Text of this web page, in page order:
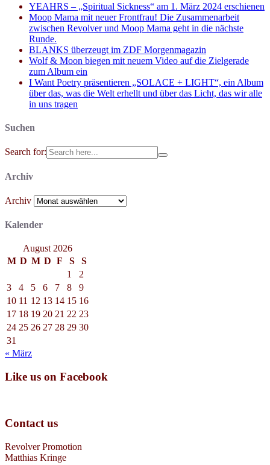
YEAHRS – „Spiritual Sickness“ am 1. März 2024 erschienen
Moop Mama mit neuer Frontfrau! Die Zusammenarbeit
zwischen Revolver und Moop Mama geht in die nächste
Runde.
BLANKS überzeugt im ZDF Morgenmagazin
Wolf & Moon biegen mit neuem Video auf die Zielgerade
zum Album ein
I Want Poetry präsentieren „SOLACE + LIGHT“, ein Album
über das, was die Welt erhellt und über das Licht, das wir alle
in uns tragen
Suchen
Search for:
Archiv
Archiv
Kalender
August 2026
M D M D F S
S
1
2
3
4 5 6 7 8
9
10 11 12 13 14 15 16
17 18 19 20 21 22 23
24 25 26 27 28 29 30
31
« März
Like us on Facebook
Contact us
Revolver Promotion
Matthias Kringe